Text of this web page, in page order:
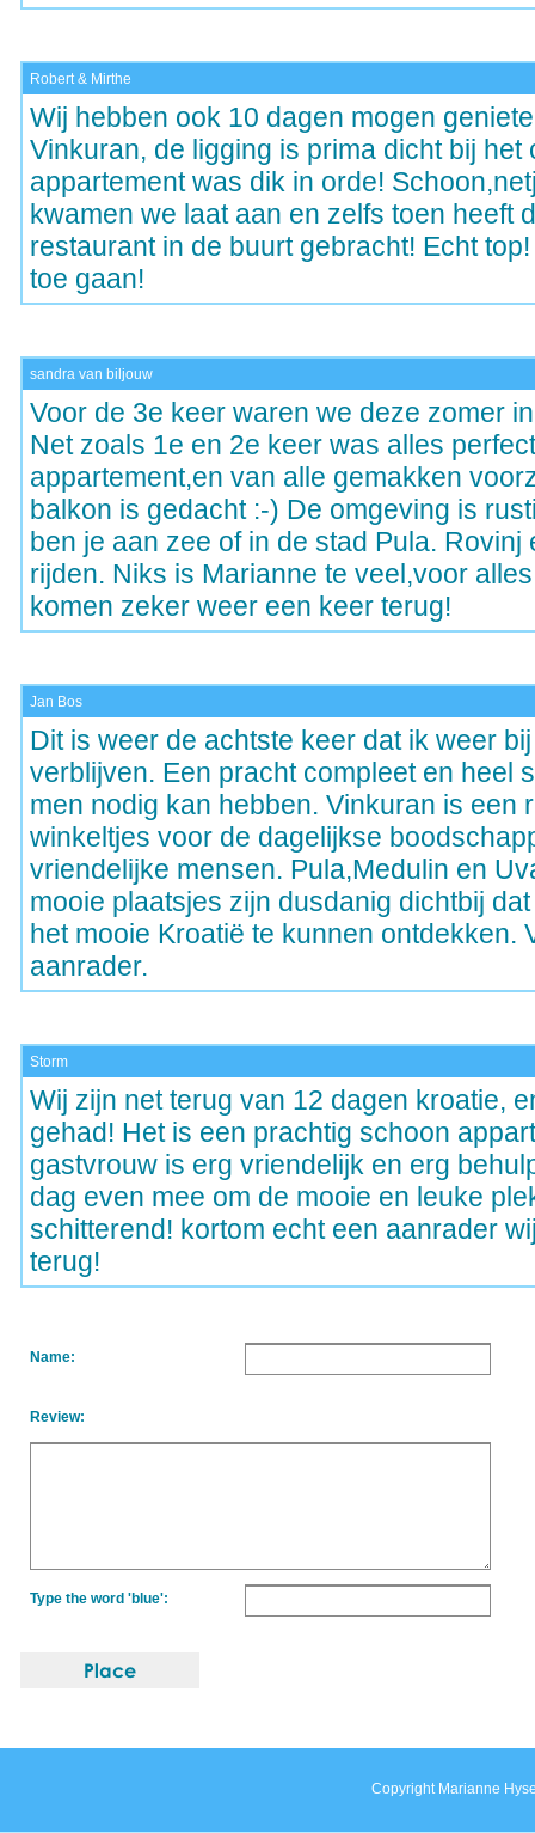
Robert & Mirthe
Wij hebben ook 10 dagen mogen
Vinkuran, de ligging is prima dicht bij het
appartement was dik in orde!
kwamen we laat aan en zelfs toen heeft
restaurant in de buurt gebracht! Echt
toe gaan!
sandra van biljouw
Voor de 3e keer waren we deze zomer
Net zoals 1e en 2e keer was alles
appartement,en van alle gemakken
balkon is gedacht :-) De omgeving is
ben je aan zee of in de stad Pula.
rijden. Niks is Marianne te veel,voor
komen zeker weer een keer terug!
Jan Bos
Dit is weer de achtste keer dat ik weer
verblijven. Een pracht compleet en heel
men nodig kan hebben. Vinkuran is een
winkeltjes voor de dagelijkse
vriendelijke mensen. Pula,Medulin en
mooie plaatsjes zijn dusdanig dichtbij
het mooie Kroatië te kunnen ontdekken.
aanrader.
Storm
Wij zijn net terug van 12 dagen kroatie,
gehad! Het is een prachtig schoon
gastvrouw is erg vriendelijk en erg
dag even mee om de mooie en leuke
schitterend! kortom echt een aanrader
terug!
Name:
Review:
Type the word 'blue':
Copyright Marianne